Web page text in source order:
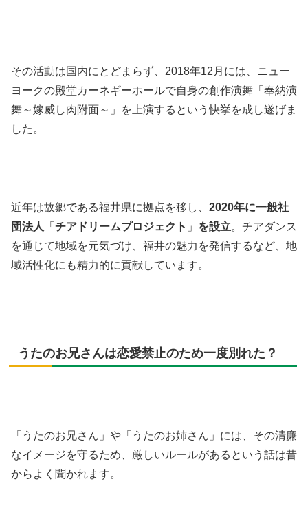
その活動は国内にとどまらず、2018年12月には、ニュー
ヨークの殿堂カーネギーホールで自身の創作演舞「奉納演
舞～嫁威し肉附面～」を上演するという快挙を成し遂げま
した。
近年は故郷である福井県に拠点を移し、 2020年に一般社
団法人
「 チアドリームプロジェクト 」 を設立。チアダンス
を通じて地域を元気づけ、福井の魅力を発信するなど、地
域活性化にも精力的に貢献しています。
うたのお兄さんは恋愛禁止のため一度別れた？
「うたのお兄さん」や「うたのお姉さん」には、その清廉
なイメージを守るため、厳しいルールがあるという話は昔
からよく聞かれます。